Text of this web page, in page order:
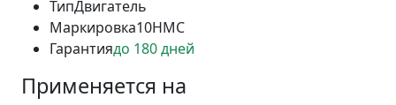
ТипДвигатель
Маркировка10HMC
Гарантиядо 180 дней
Применяется на